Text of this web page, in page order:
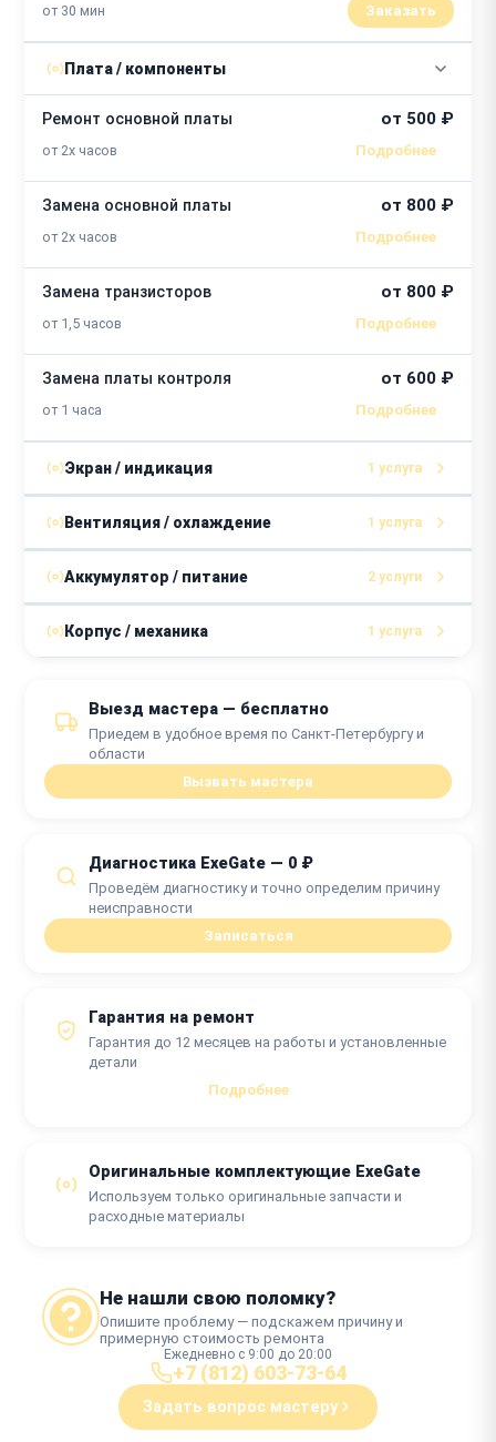
от 30 мин Заказать
Плата / компоненты
Ремонт основной платы
от 2х часов
от 500 ₽
Замена основной платы
от 2х часов
от 800 ₽
Замена транзисторов
от 1,5 часов
от 800 ₽
Замена платы контроля
от 1 часа
от 600 ₽
Экран / индикация 1 услуга
Замена дисплея
от 1 часа
от 600 ₽
Вентиляция / охлаждение 1 услуга
Ремонт системы впуска
от 1 часа
от 550 ₽
Аккумулятор / питание 2 услуги
Замена батарейного отсека
от 30 минут
от 600 ₽
Замена импульсного
трансформатора
от 1 часа
Корпус / механика 1 услуга
от 30 минутВыезд мастера — бесплатно
Приедем в удобное время по Санкт-Петербургу и
области
Вызвать мастера
Диагностика ExeGate — 0 ₽
Проведём диагностику и точно определим причину
неисправности
Записаться
Гарантия на ремонт
Гарантия до 12 месяцев на работы и установленные
детали
Подробнее
Оригинальные комплектующие ExeGate
Используем только оригинальные запчасти и
расходные материалы
Не нашли свою поломку?
Опишите проблему — подскажем причину и
примерную стоимость ремонта
Ежедневно с 9:00 до 20:00
+7 (812) 603-73-64
Задать вопрос мастеру